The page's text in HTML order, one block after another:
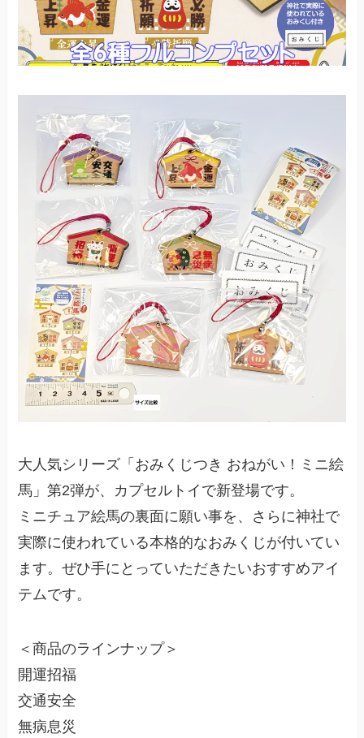
大人気シリーズ「おみくじつき おねがい！ミニ絵
馬」第2弾が、カプセルトイで新登場です。
ミニチュア絵馬の裏面に願い事を、さらに神社で
実際に使われている本格的なおみくじが付いてい
ます。ぜひ手にとっていただきたいおすすめアイ
テムです。
＜商品のラインナップ＞
開運招福
交通安全
無病息災